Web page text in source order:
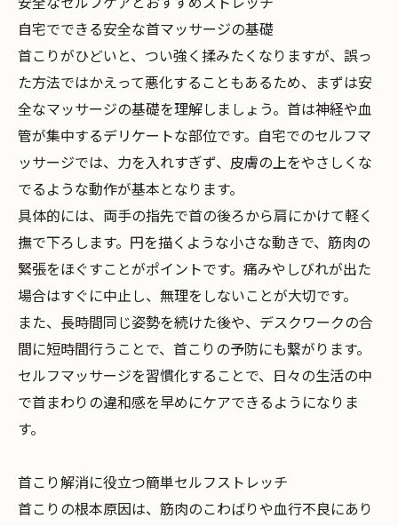
自宅でできる安全な首マッサージの基礎
首こりがひどいと、つい強く揉みたくなりますが、誤っ
た方法ではかえって悪化することもあるため、まずは安
全なマッサージの基礎を理解しましょう。首は神経や血
管が集中するデリケートな部位です。自宅でのセルフマ
ッサージでは、力を入れすぎず、皮膚の上をやさしくな
でるような動作が基本となります。
具体的には、両手の指先で首の後ろから肩にかけて軽く
撫で下ろします。円を描くような小さな動きで、筋肉の
緊張をほぐすことがポイントです。痛みやしびれが出た
場合はすぐに中止し、無理をしないことが大切です。
また、長時間同じ姿勢を続けた後や、デスクワークの合
間に短時間行うことで、首こりの予防にも繋がります。
セルフマッサージを習慣化することで、日々の生活の中
で首まわりの違和感を早めにケアできるようになりま
す。
首こり解消に役立つ簡単セルフストレッチ
首こりの根本原因は、筋肉のこわばりや血行不良にあり